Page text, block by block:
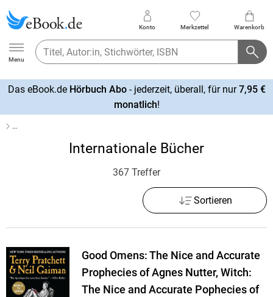
Ebook.de
Menu
Konto Merkzettel Warenkorb
Das eBook.de Hörbuch Abo- jederzeit, überall, für nur7,95 €
monatlich!
…
Internationale Bücher
367 Treffer
Sortieren
Good Omens: The Nice and Accurate
Prophecies of Agnes Nutter, Witch:
The Nice and Accurate Pophecies of